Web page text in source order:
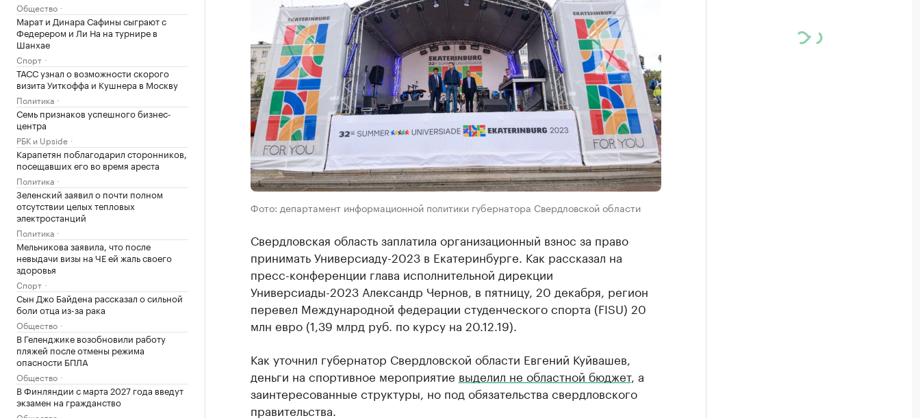
Общество
Марат и Динара Сафины сыграют с
Федерером и Ли На на турнире в
Шанхае
Спорт
ТАСС узнал о возможности скорого
визита Уиткоффа и Кушнера в Москву
Политика
Семь признаков успешного бизнес-
центра
РБК и Upside
Карапетян поблагодарил сторонников,
посещавших его во время ареста
Политика
Зеленский заявил о почти полном
отсутствии целых тепловых
электростанций
Политика
Мельникова заявила, что после
невыдачи визы на ЧЕ ей жаль своего
здоровья
Спорт
Сын Джо Байдена рассказал о сильной
боли отца из-за рака
Общество
В Геленджике возобновили работу
пляжей после отмены режима
опасности БПЛА
Общество
В Финляндии с марта 2027 года введут
экзамен на гражданство
Фото: департамент информационной политики губернатора Свердловской области
Свердловская область заплатила организационный взнос за право
принимать Универсиаду-2023 в Екатеринбурге. Как рассказал на
пресс-конференции глава исполнительной дирекции
Универсиады-2023 Александр Чернов, в пятницу, 20 декабря, регион
перевел Международной федерации студенческого спорта (FISU) 20
млн евро (1,39 млрд руб. по курсу на 20.12.19).
Как уточнил губернатор Свердловской области Евгений Куйвашев,
деньги на спортивное мероприятие выделил не областной бюджет, а
заинтересованные структуры, но под обязательства свердловского
правительства.